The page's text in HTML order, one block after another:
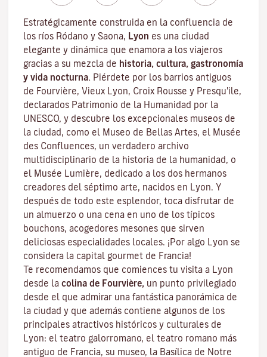
Estratégicamente construida en la confluencia de
los ríos Ródano y Saona, Lyon es una ciudad
elegante y dinámica que enamora a los viajeros
gracias a su mezcla de historia, cultura, gastronomía
y vida nocturna. Piérdete por los barrios antiguos
de Fourvière, Vieux Lyon, Croix Rousse y Presqu'ile,
declarados Patrimonio de la Humanidad por la
UNESCO, y descubre los excepcionales museos de
la ciudad , como el Museo de Bellas Artes, el Musée
des Confluences, un verdadero archivo
multidisciplinario de la historia de la humanidad, o
el Musée Lumière, dedicado a los dos hermanos
creadores del séptimo arte, nacidos en Lyon. Y
después de todo este esplendor, toca disfrutar de
un almuerzo o una cena en uno de los típicos
bouchons, acogedores mesones que sirven
deliciosas especialidades locales. ¡Por algo Lyon se
considera la capital gourmet de Francia!
Te recomendamos que comiences tu visita a Lyon
desde la colina de Fourvière, un punto privilegiado
desde el que admirar una fantástica panorámica de
la ciudad y que además contiene algunos de los
principales atractivos históricos y culturales de
Lyon: el teatro galorromano, el teatro romano más
antiguo de Francia, su museo, la Basílica de Notre